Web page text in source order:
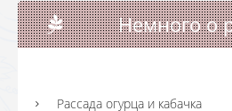
Немного о
Рассада огурца и кабачка